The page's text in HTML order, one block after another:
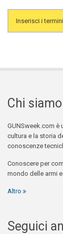
Search
Chi siamo
GUNSweek.com è
cultura e la storia
conoscenze
Conoscere per
mondo delle armi
Altro
Seguici